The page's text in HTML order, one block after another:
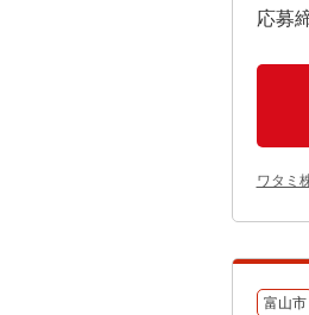
応募
ワタミ
富山市